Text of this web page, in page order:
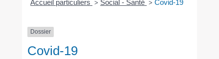
Accueil particuliers > Social - Santé > Covid-19
Dossier
Covid-19